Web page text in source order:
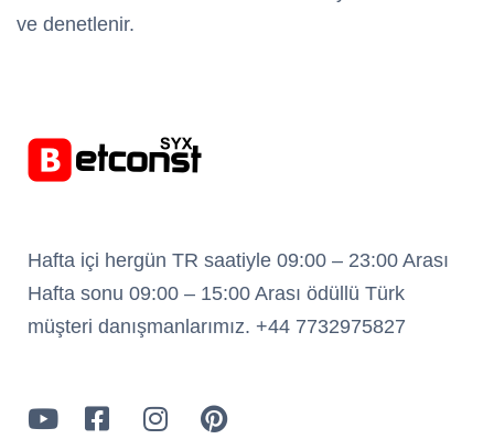
ve denetlenir.
Hafta içi hergün TR saatiyle 09:00 – 23:00 Arası
Hafta sonu 09:00 – 15:00 Arası ödüllü Türk
müşteri danışmanlarımız. +44 7732975827